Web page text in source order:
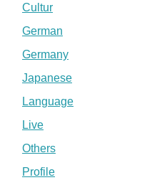
Cultur
German
Germany
Japanese
Language
Live
Others
Profile